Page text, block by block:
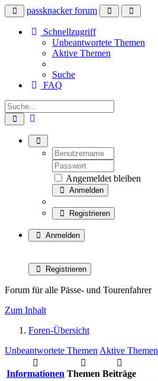
passknacker forum
Schnellzugriff
Unbeantwortete Themen
Aktive Themen
Suche
FAQ
Angemeldet bleiben
Anmelden
Registrieren
Anmelden
Registrieren
Forum für alle Pässe- und Tourenfahrer
Zum Inhalt
Foren-Übersicht
Unbeantwortete Themen Aktive Themen
Informationen Themen Beiträge